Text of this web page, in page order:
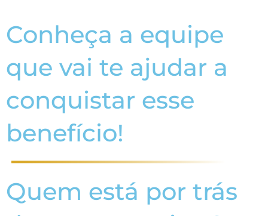
Conheça a equipe
que vai te ajudar a
conquistar esse
benefício!
Quem está por trás